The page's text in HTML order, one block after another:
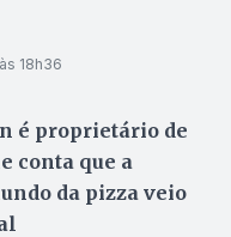
18h36
é proprietário de
conta que a
da pizza veio